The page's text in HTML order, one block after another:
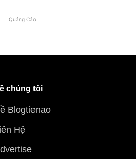
Quảng Cáo
chúng tôi
Blogtienao
Hệ